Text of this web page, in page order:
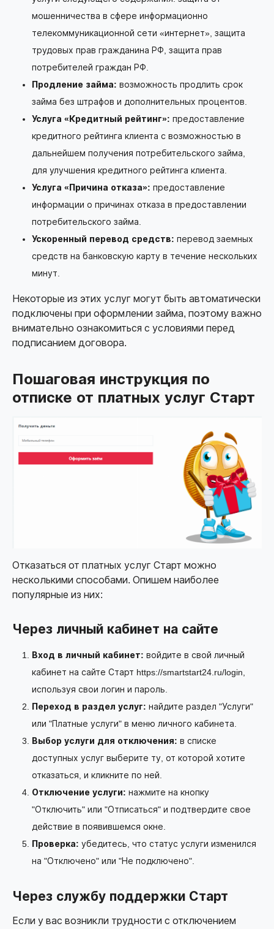
мошенничества в сфере информационно
телекоммуникационной сети «интернет», защита
трудовых прав гражданина РФ, защита прав
потребителей граждан РФ.
Продление займа: возможность продлить срок
займа без штрафов и дополнительных процентов.
Услуга «Кредитный рейтинг»: предоставление
кредитного рейтинга клиента с возможностью в
дальнейшем получения потребительского займа,
для улучшения кредитного рейтинга клиента.
Услуга «Причина отказа»: предоставление
информации о причинах отказа в предоставлении
потребительского займа.
Ускоренный перевод средств: перевод заемных
средств на банковскую карту в течение нескольких
минут.
Некоторые из этих услуг могут быть автоматически
подключены при оформлении займа, поэтому важно
внимательно ознакомиться с условиями перед
подписанием договора.
Пошаговая инструкция по
отписке от платных услуг Старт
Отказаться от платных услуг Старт можно
несколькими способами. Опишем наиболее
популярные из них:
Через личный кабинет на сайте
Вход в личный кабинет: войдите в свой личный
кабинет на сайте Старт https://smartstart24.ru/login
используя свои логин и пароль.
Переход в раздел услуг: найдите раздел "Услуги"
или "Платные услуги" в меню личного кабинета.
Выбор услуги для отключения: в списке
доступных услуг выберите ту, от которой хотите
отказаться, и кликните по ней.
Отключение услуги: нажмите на кнопку
"Отключить" или "Отписаться" и подтвердите свое
действие в появившемся окне.
Проверка: убедитесь, что статус услуги изменился
на "Отключено" или "Не подключено".
Через службу поддержки Старт
Если у вас возникли трудности с отключением